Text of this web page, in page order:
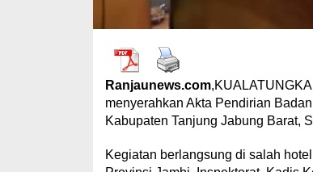
Ranjaunews.com
menyerahkan Akta Pendirian
Kabupaten Tanjung Jabung Barat,
Kegiatan berlangsung di salah